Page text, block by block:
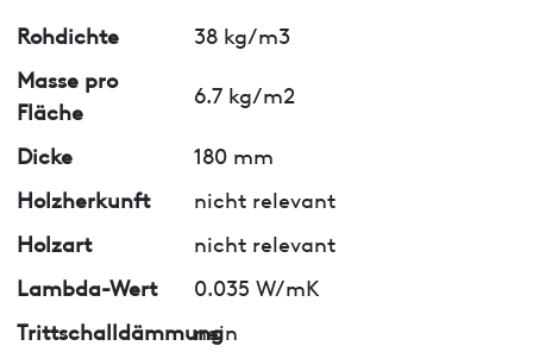
Rohdichte
38 kg/m3
Masse pro
Fläche
6.7 kg/m2
Dicke
180 mm
Holzherkunft
nicht relevant
Holzart
nicht relevant
Lambda-Wert
0.035 W/mK
Trittschalldämmung
nein